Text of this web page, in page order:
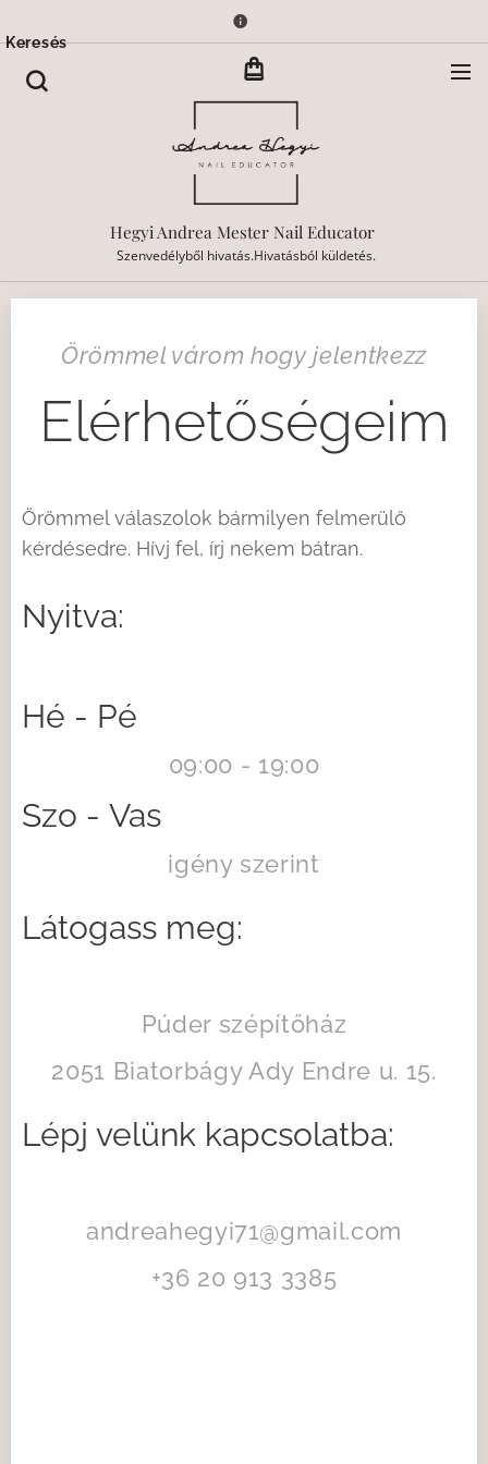
Hegyi Andrea Mester Nail Educator
Szenvedélyből hivatás.Hivatásból küldetés.
Keresés
Örömmel várom hogy jelentkezz
Elérhetőségeim
Örömmel válaszolok bármilyen felmerülő
kérdésedre. Hívj fel, írj nekem bátran.
Nyitva:
Hé - Pé
09:00 - 19:00
Szo - Vas
igény szerint
Látogass meg:
Púder szépítőház
2051 Biatorbágy Ady Endre u. 15.
Lépj velünk kapcsolatba:
andreahegyi71@gmail.com
+36 20 913 3385